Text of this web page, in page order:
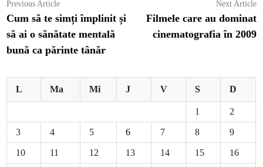
Navigare
în
articole
Previous ArticlePrevious
article:
Cum să te simți împlinit și
să ai o sănătate mentală
bună ca părinte tânăr
Next Article
Filmele care au dominat
cinematografia în 2009
L Ma Mi J V S D
1 2
3 4 5 6 7 8 9
10 11 12 13 14 15 16